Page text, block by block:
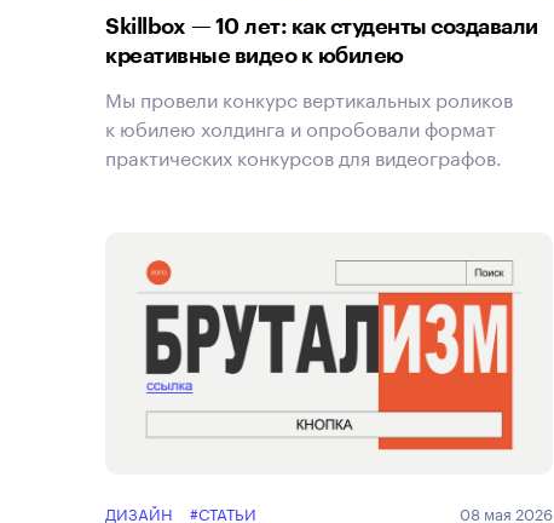
Skillbox — 10 лет: как студенты создавали
креативные видео к юбилею
Мы провели конкурс вертикальных роликов
к юбилею холдинга и опробовали формат
практических конкурсов для видеографов.
ДИЗАЙН #СТАТЬИ 08 мая 2026